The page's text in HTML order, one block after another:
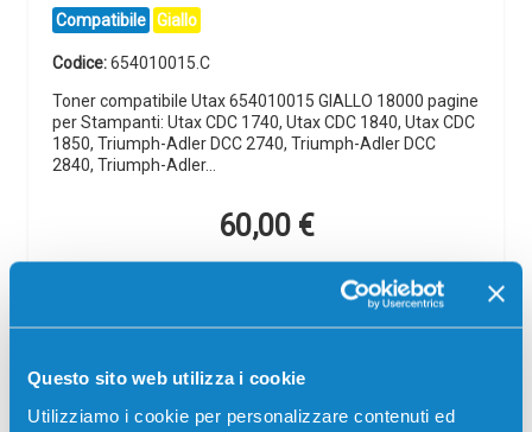
Questo sito web utilizza i cookie
Utilizziamo i cookie per personalizzare contenuti ed
Compatibile Giallo
Codice:654010015.C
Toner compatibile Utax 654010015 GIALLO 18000 pagine
per Stampanti: Utax CDC 1740, Utax CDC 1840, Utax CDC
1850, Triumph-Adler DCC 2740, Triumph-Adler DCC
2840, Triumph-Adler…
60,00 €
CONSEGNA IN 3-5 GIORNI
Aggiungi al carrello